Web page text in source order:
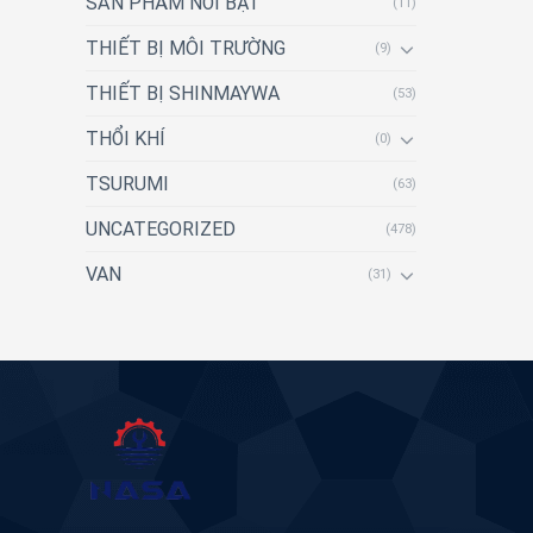
THIẾT BỊ MÔI TRƯỜNG (9)
THIẾT BỊ SHINMAYWA (53)
THỔI KHÍ (0)
TSURUMI (63)
UNCATEGORIZED (478)
VAN (31)